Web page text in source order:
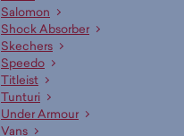
Salomon
Shock Absorber
Skechers
Speedo
Titleist
Tunturi
Under Armour
Vans